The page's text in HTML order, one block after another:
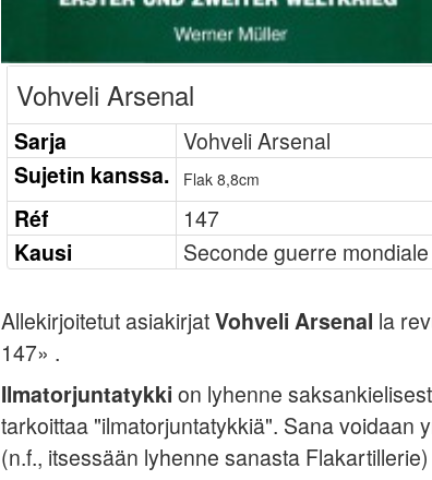
Vohveli Arsenal
Sarja
Vohveli Arsenal
Sujetin kanssa.
Flak 8,8cm
Réf
147
Kausi
Seconde guerre mondiale
Allekirjoitetut asiakirjatVohveli Arsenal la
147» .
Ilmatorjuntatykki on lyhenne
tarkoittaa "ilmatorjuntatykkiä". Sana voidaan
(n.f., itsessään lyhenne sanasta